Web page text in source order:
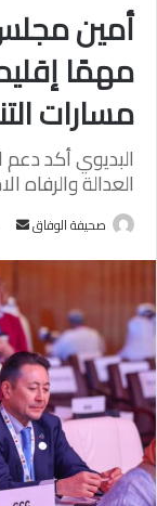
أمين
مهمًا
مسارات
البديوي أكد
العدالة والرفاه
صحيفة الوفاق